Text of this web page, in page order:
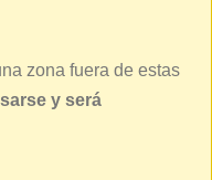
zona fuera de estas
y será